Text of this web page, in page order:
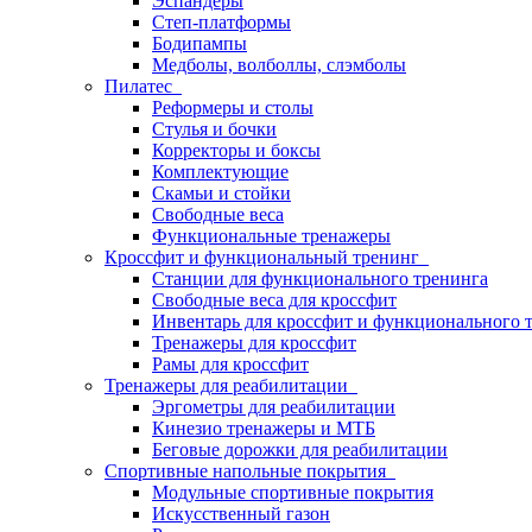
Степ-платформы
Бодипампы
Медболы, волболлы, слэмболы
Пилатес
Реформеры и столы
Стулья и бочки
Корректоры и боксы
Комплектующие
Скамьи и стойки
Свободные веса
Функциональные тренажеры
Кроссфит и функциональный тренинг
Станции для функционального тренинга
Свободные веса для кроссфит
Инвентарь для кроссфит и функционального
Тренажеры для кроссфит
Рамы для кроссфит
Тренажеры для реабилитации
Эргометры для реабилитации
Кинезио тренажеры и МТБ
Беговые дорожки для реабилитации
Спортивные напольные покрытия
Модульные спортивные покрытия
Искусственный газон